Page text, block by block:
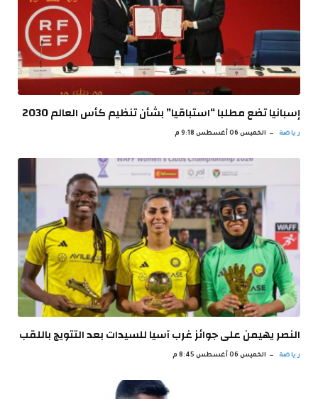
إسبانيا تضع مطلبا “استباقيا” بشأن تنظيم كأس العالم 2030
رياضة الخميس 06 أغسطس 9:18 م
النصر يهيمن على جوائز غرب آسيا للسيدات بعد التتويج باللقب
رياضة الخميس 06 أغسطس 8:45 م